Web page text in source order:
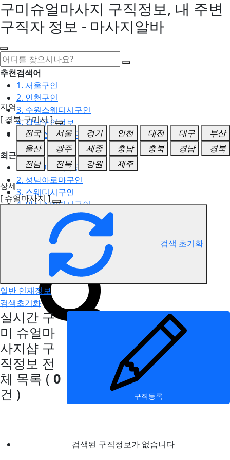
구미슈얼마사지 구직정보, 내 주변
구직자 정보 - 마사지알바
추천검색어
1. 서울구인
2. 인천구인
3. 수원스웨디시구인
4. 강남구인정보
5. 동탄스웨디시구인
최근검색어
1. 일산마사지구인
2. 성남아로마구인
3. 스웨디시구인
4. 안산스웨디시구인
5. 아로마구인
구미 슈얼마사지 구직정보
지역
[ 경북-구미시 ]
전국
서울 경기 인천 대전 대구
부산
울산
광주 세종 충남 충북 경남
경북
전남
전북 강원
제주
상세
[ 슈얼마사지 ]
검색 초기화
일반 인재정보
검색초기화
실시간 구
미 슈얼마
사지샵 구
직정보 전
체 목록 ( 0
건 )
구직등록
검색된 구직정보가 없습니다